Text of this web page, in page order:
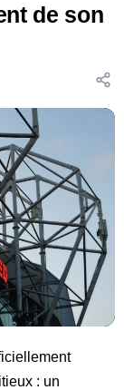
de son
: un